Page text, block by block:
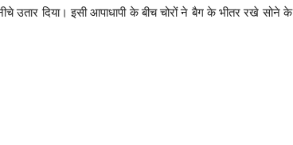
उतार दिया। इसी आपाधापी के बीच चोरों ने बैग के भीतर रखे सोने के